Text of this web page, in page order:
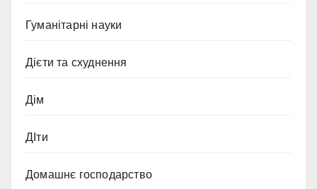
Гуманітарні науки
Дієти та схуднення
Дім
ДІти
Домашнє господарство